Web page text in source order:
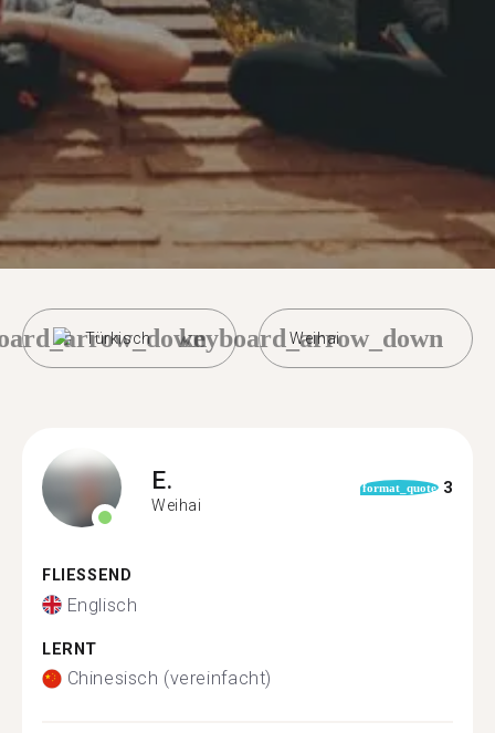
Türkisch Weihai
keyboard_arrow_down
E.
Weihai
format_quote 3
FLIESSEND
Englisch
LERNT
Chinesisch (vereinfacht)